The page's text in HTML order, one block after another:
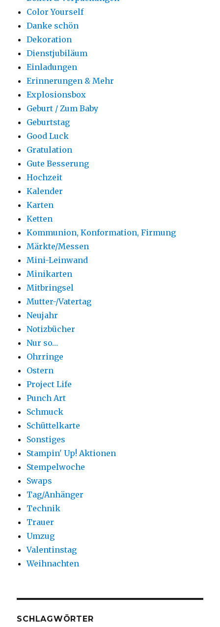
Color Yourself
Danke schön
Dekoration
Dienstjubiläum
Einladungen
Erinnerungen & Mehr
Explosionsbox
Geburt / Zum Baby
Geburtstag
Good Luck
Gratulation
Gute Besserung
Hochzeit
Kalender
Karten
Ketten
Kommunion, Konformation, Firmung
Märkte/Messen
Mini-Leinwand
Minikarten
Mitbringsel
Mutter-/Vatertag
Neujahr
Notizbücher
Nur so…
Ohrringe
Ostern
Project Life
Punch Art
Schmuck
Schüttelkarte
Sonstiges
Stampin' Up! Aktionen
Stempelwoche
Swaps
Tag/Anhänger
Technik
Trauer
Umzug
Valentinstag
Weihnachten
SCHLAGWÖRTER